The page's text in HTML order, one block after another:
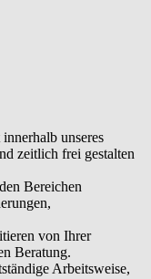
unseres
zeitlich frei gestalten
Bereichen
von Ihrer
Beratung.
Arbeitsweise,